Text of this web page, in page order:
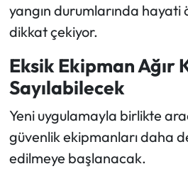
yangın durumlarında hayati
dikkat çekiyor.
Eksik Ekipman Ağır
Sayılabilecek
Yeni uygulamayla birlikte
güvenlik ekipmanları daha
edilmeye başlanacak.